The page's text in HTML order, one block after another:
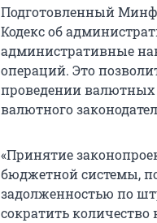
Подготовленный
Кодекс об
административные
операций. Это
проведении валютных
валютного
«Принятие
бюджетной системы,
задолженностью по
сократить